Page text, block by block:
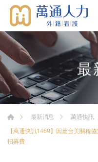
最
最新消息
萬通快訊
【萬通快訊1469】因應台美關稅
招募費